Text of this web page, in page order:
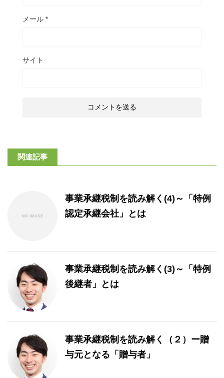
メール *
サイト
関連記事
事業承継税制を読み解く(4)～「特例
認定承継会社」とは
事業承継税制を読み解く(3)～「特例
後継者」とは
事業承継税制を読み解く（２）ー贈
与元となる「贈与者」